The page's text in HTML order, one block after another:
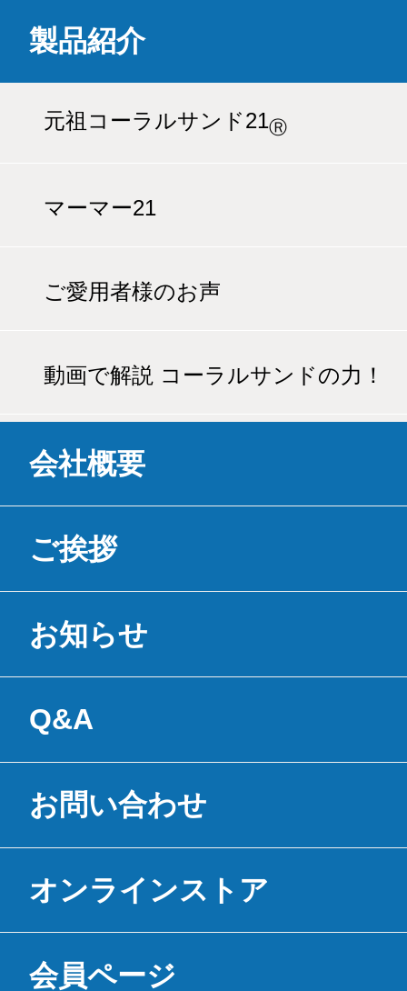
製品紹介
元祖コーラルサンド21Ⓡ
マーマー21
ご愛用者様のお声
動画で解説 コーラルサンドの力！
会社概要
ご挨拶
お知らせ
Q&A
お問い合わせ
オンラインストア
会員ページ